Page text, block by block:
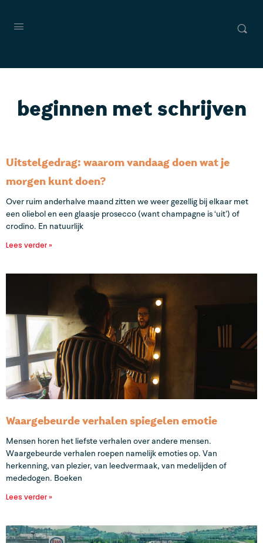
beginnen met schrijven
Uitstelgedrag: waarom vandaag doen wat je
morgen kunt doen?
Over ruim anderhalve maand zitten we weer gezellig bij elkaar met
een oliebol en een glaasje prosecco (want champagne is ‘uit’) of
crodino. En natuurlijk
Lees verder »
Waargebeurde verhalen spiegelen emotie
Mensen horen het liefste verhalen over andere mensen.
Waargebeurde verhalen roepen namelijk emoties op. Van
herkenning, van plezier, van leedvermaak, van medelijden of
mededogen. Boeken
Lees verder »